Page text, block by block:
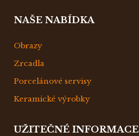
NAŠE NABÍDKA
Obrazy
Zrcadla
Porcelánové servisy
Keramické výrobky
UŽITEČNÉ INFORMACE